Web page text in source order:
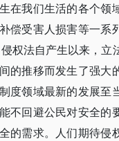
在我们生活的各个领
偿受害人损害等一系
权法自产生以来，立
的推移而发生了强大
度领域最新的发展至
不回避公民对安全的
的需求。人们期待侵